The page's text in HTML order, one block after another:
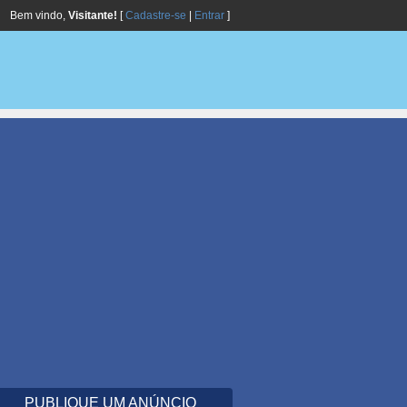
Bem vindo, Visitante! [Cadastre-se Entrar ]
PUBLIQUE UM ANÚNCIO